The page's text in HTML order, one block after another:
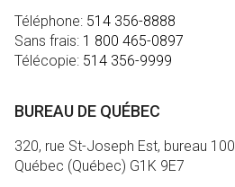
Téléphone: 514 356-8888
Sans frais: 1 800 465-0897
Télécopie: 514 356-9999
BUREAU DE QUÉBEC
320, rue St-Joseph Est, bureau 100
Québec (Québec) G1K 9E7